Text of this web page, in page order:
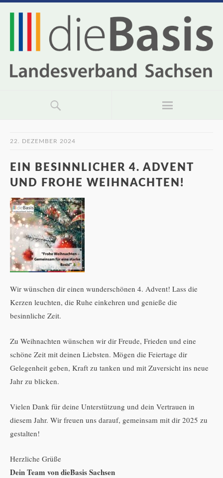
22. DEZEMBER 2024
EIN BESINNLICHER 4. ADVENT
UND FROHE WEIHNACHTEN!
Wir wünschen dir einen wunderschönen 4. Advent! Lass die
Kerzen leuchten, die Ruhe einkehren und genieße die
besinnliche Zeit.
Zu Weihnachten wünschen wir dir Freude, Frieden und eine
schöne Zeit mit deinen Liebsten. Mögen die Feiertage dir
Gelegenheit geben, Kraft zu tanken und mit Zuversicht ins neue
Jahr zu blicken.
Vielen Dank für deine Unterstützung und dein Vertrauen in
diesem Jahr. Wir freuen uns darauf, gemeinsam mit dir 2025 zu
gestalten!
Herzliche Grüße
Dein Team von dieBasis Sachsen